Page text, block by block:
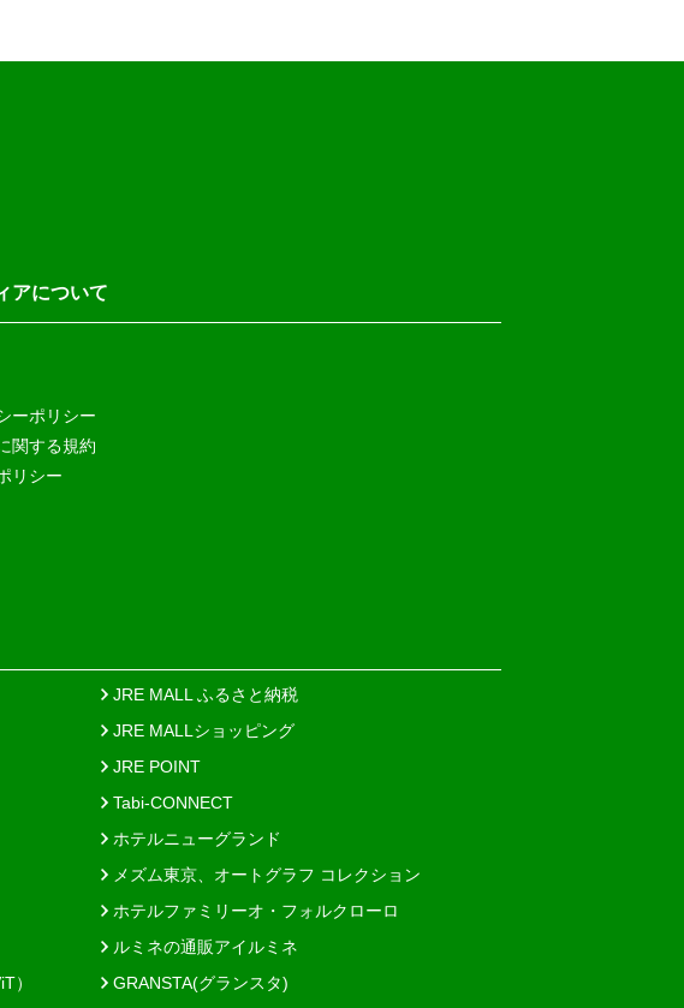
アについて
ーポリシー
関する規約
リシー
JRE MALL ふるさと納税
JRE MALLショッピング
JRE POINT
Tabi-CONNECT
ホテルニューグランド
メズム東京、オートグラフ コレクション
ホテルファミリーオ・フォルクローロ
ルミネの通販アイルミネ
） GRANSTA(グランスタ)